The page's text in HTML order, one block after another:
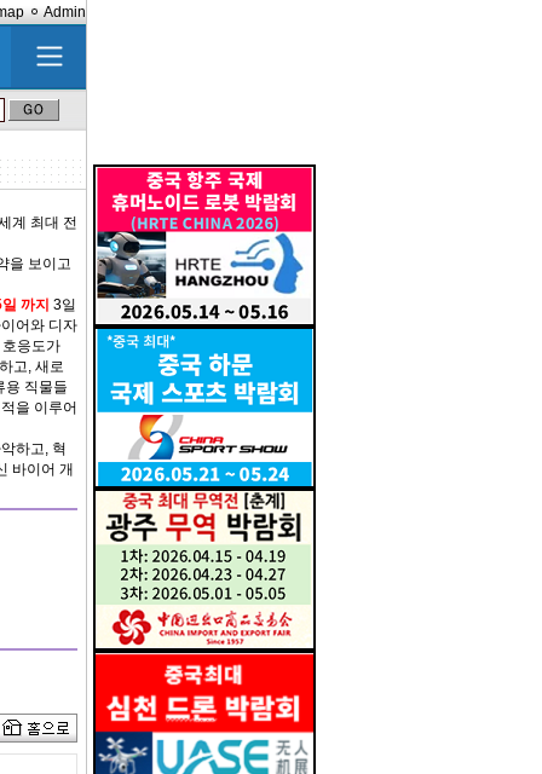
Admin
계 최대 전
을 보이고
까지 3일
어와 디자
응도가
고, 새로
용 직물들
을 이루어
하고, 혁
바이어 개